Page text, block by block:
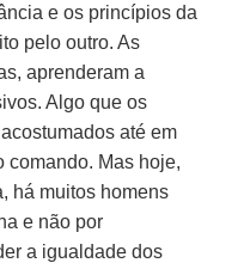
e os princípios da
pelo outro. As
aprenderam a
Algo que os
até em
comando. Mas hoje,
há muitos homens
e não por
a igualdade dos